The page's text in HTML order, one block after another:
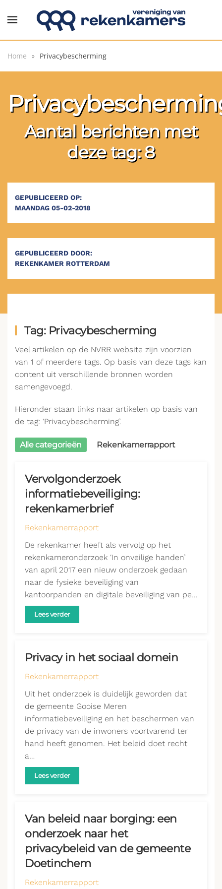
Overslaan en naar de inhoud gaan
Home Privacybescherming
Aantal berichten met
deze tag: 8
GEPUBLICEERD OP:
MAANDAG 05-02-2018
GEPUBLICEERD DOOR:
REKENKAMER ROTTERDAM
Tag: Privacybescherming
Veel artikelen op de NVRR website zijn voorzien
van 1 of meerdere tags. Op basis van deze tags kan
content uit verschillende bronnen worden
samengevoegd.
Hieronder staan links naar artikelen op basis van
de tag: ‘Privacybescherming’.
Alle categorieën Rekenkamerrapport
Vervolgonderzoek
informatiebeveiliging:
rekenkamerbrief
Rekenkamerrapport
De rekenkamer heeft als vervolg op het
rekenkameronderzoek ‘In onveilige handen’
van april 2017 een nieuw onderzoek gedaan
naar de fysieke beveiliging van
kantoorpanden en digitale beveiliging van pe…
Lees verder
Privacy in het sociaal domein
Rekenkamerrapport
Uit het onderzoek is duidelijk geworden dat
de gemeente Gooise Meren
informatiebeveiliging en het beschermen van
de privacy van de inwoners voortvarend ter
hand heeft genomen. Het beleid doet recht
a…
Lees verder
Van beleid naar borging: een
onderzoek naar het
privacybeleid van de gemeente
Doetinchem
Rekenkamerrapport